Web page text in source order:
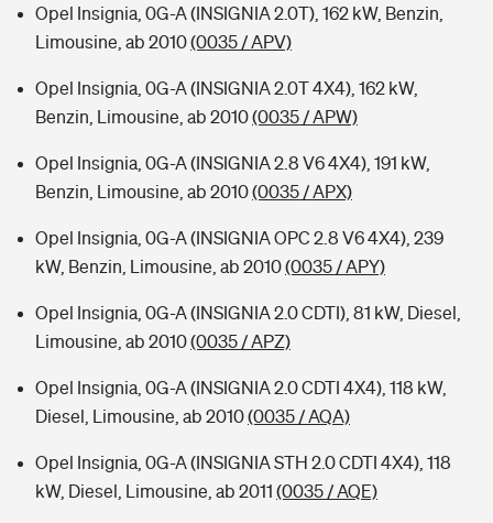
Opel Insignia, 0G-A (INSIGNIA 2.0T), 162 kW, Benzin,
Limousine, ab 2010(0035 / APV)
Opel Insignia, 0G-A (INSIGNIA 2.0T 4X4), 162 kW,
Benzin, Limousine, ab 2010(0035 / APW)
Opel Insignia, 0G-A (INSIGNIA 2.8 V6 4X4), 191 kW,
Benzin, Limousine, ab 2010(0035 / APX)
Opel Insignia, 0G-A (INSIGNIA OPC 2.8 V6 4X4), 239
kW, Benzin, Limousine, ab 2010(0035 / APY)
Opel Insignia, 0G-A (INSIGNIA 2.0 CDTI), 81 kW, Diesel,
Limousine, ab 2010(0035 / APZ)
Opel Insignia, 0G-A (INSIGNIA 2.0 CDTI 4X4), 118 kW,
Diesel, Limousine, ab 2010(0035 / AQA)
Opel Insignia, 0G-A (INSIGNIA STH 2.0 CDTI 4X4), 118
kW, Diesel, Limousine, ab 2011 (0035 / AQE)